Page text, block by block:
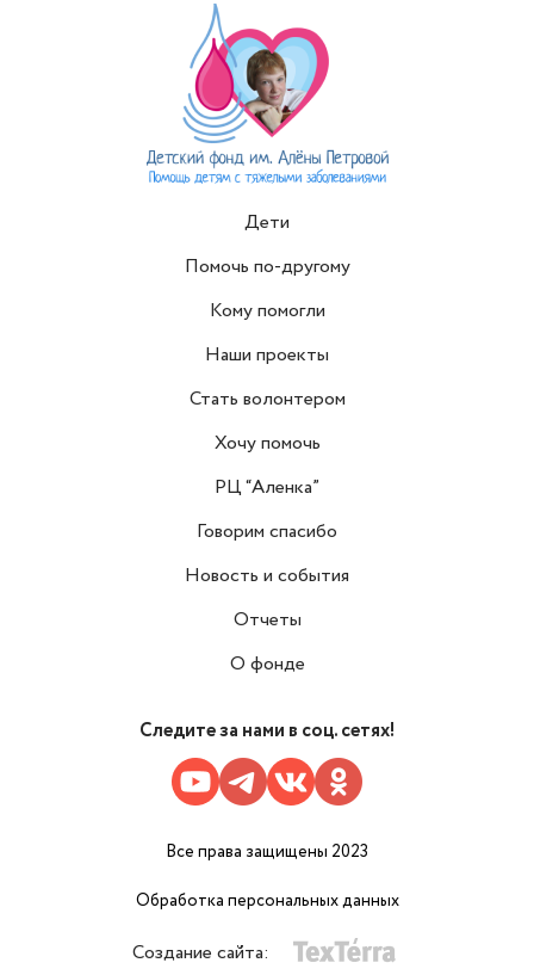
Дети
Помочь по-другому
Кому помогли
Наши проекты
Стать волонтером
Хочу помочь
РЦ “Аленка”
Говорим спасибо
Новость и события
Отчеты
О фонде
Следите за нами в соц. сетях!
Все права защищены 2023
Обработка персональных данных
Создание сайта: